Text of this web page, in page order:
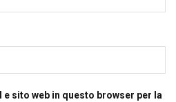
e sito web in questo browser per la